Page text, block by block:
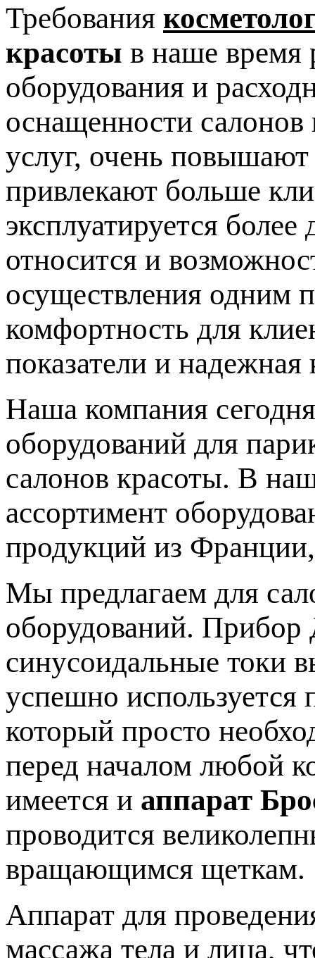
Требования
красоты в наше время
оборудования и
оснащенности салонов
услуг, очень
привлекают больше
эксплуатируется
относится и
осуществления одним
комфортность для
показатели и надежная
Наша компания
оборудований для
салонов красоты. В
ассортимент
продукций из
Мы предлагаем для
оборудований. Прибор
синусоидальные токи
успешно используется
который просто
перед началом любой
имеется и аппарат
проводится
вращающимся щеткам.
Аппарат для
массажа тела и лица,